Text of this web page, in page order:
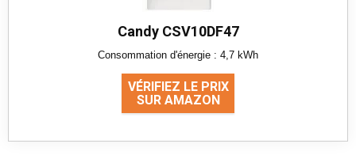
Candy CSV10DF47
Consommation d'énergie : 4,7 kWh
VÉRIFIEZ LE PRIX
SUR AMAZON